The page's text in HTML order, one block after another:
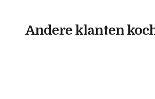
Andere klanten